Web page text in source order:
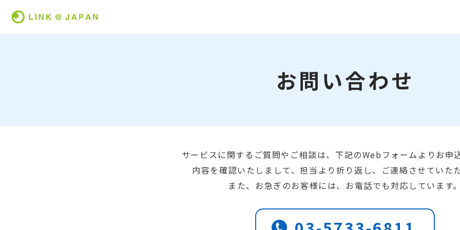
お問い合わせ
サービスに関するご質問やご相談は、下記のWebフォームよりお申
内容を確認いたしまして、担当より折り返し、ご連絡させていただ
また、お急ぎのお客様には、お電話でも対応しています。